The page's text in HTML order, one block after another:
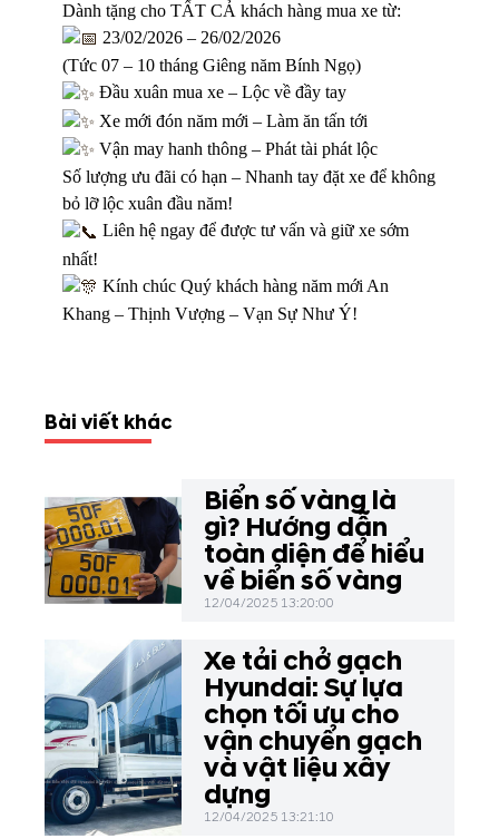
Dành tặng cho TẤT CẢ khách hàng mua xe từ:
23/02/2026 – 26/02/2026
(Tức 07 – 10 tháng Giêng năm Bính Ngọ)
Đầu xuân mua xe – Lộc về đầy tay
Xe mới đón năm mới – Làm ăn tấn tới
Vận may hanh thông – Phát tài phát lộc
Số lượng ưu đãi có hạn – Nhanh tay đặt xe để không
bỏ lỡ lộc xuân đầu năm!
Liên hệ ngay để được tư vấn và giữ xe sớm
nhất!
Kính chúc Quý khách hàng năm mới An
Khang – Thịnh Vượng – Vạn Sự Như Ý!
Bài viết khác
Biển số vàng là
gì? Hướng dẫn
toàn diện để hiểu
về biển số vàng
12/04/2025 13:20:00
Xe tải chở gạch
Hyundai: Sự lựa
chọn tối ưu cho
vận chuyển gạch
và vật liệu xây
dựng
12/04/2025 13:21:10